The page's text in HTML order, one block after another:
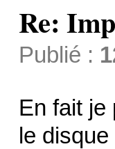
Re:
Publié :
En fait je
le